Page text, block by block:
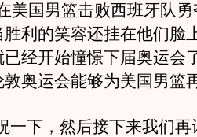
国男篮击败西班牙队勇
利的笑容还挂在他们脸
经开始憧憬下届奥运会
奥运会能够为美国男篮
下，然后接下来我们再